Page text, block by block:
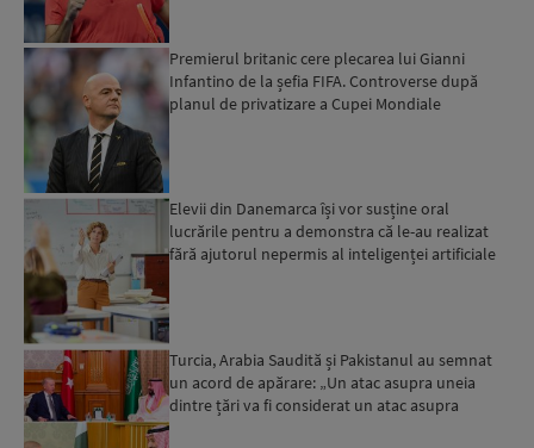
Premierul britanic cere plecarea lui Gianni
Infantino de la șefia FIFA. Controverse după
planul de privatizare a Cupei Mondiale
Elevii din Danemarca își vor susține oral
lucrările pentru a demonstra că le-au realizat
fără ajutorul nepermis al inteligenței artificiale
Turcia, Arabia Saudită și Pakistanul au semnat
un acord de apărare: „Un atac asupra uneia
dintre țări va fi considerat un atac asupra